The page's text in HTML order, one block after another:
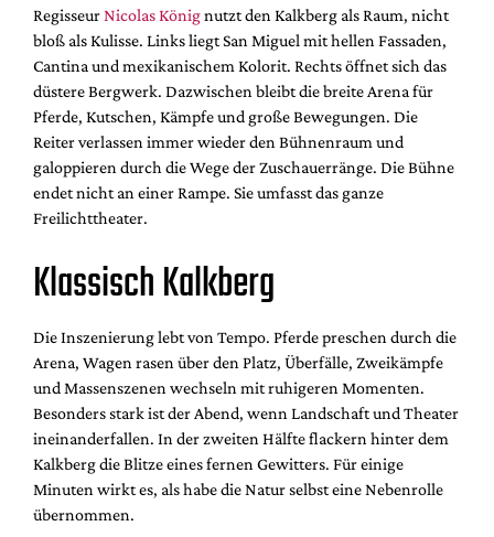
RegisseurNicolas Könignutzt den Kalkberg als Raum, nicht
bloß als Kulisse. Links liegt San Miguel mit hellen Fassaden,
Cantina und mexikanischem Kolorit. Rechts öffnet sich das
düstere Bergwerk. Dazwischen bleibt die breite Arena für
Pferde, Kutschen, Kämpfe und große Bewegungen. Die
Reiter verlassen immer wieder den Bühnenraum und
galoppieren durch die Wege der Zuschauerränge. Die Bühne
endet nicht an einer Rampe. Sie umfasst das ganze
Freilichttheater.
Klassisch Kalkberg
Die Inszenierung lebt von Tempo. Pferde preschen durch die
Arena, Wagen rasen über den Platz, Überfälle, Zweikämpfe
und Massenszenen wechseln mit ruhigeren Momenten.
Besonders stark ist der Abend, wenn Landschaft und Theater
ineinanderfallen. In der zweiten Hälfte flackern hinter dem
Kalkberg die Blitze eines fernen Gewitters. Für einige
Minuten wirkt es, als habe die Natur selbst eine Nebenrolle
übernommen.